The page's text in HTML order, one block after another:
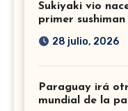
Sukiyaki vio
primer
28 julio, 2026
Paraguay irá
mundial de la